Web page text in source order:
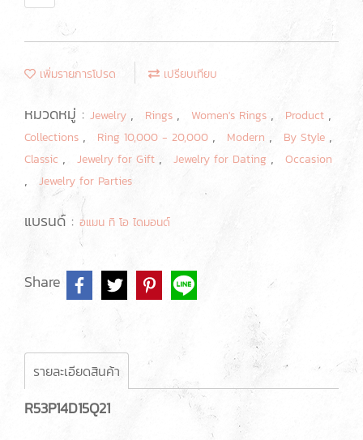
เพิ่มรายการโปรด เปรียบเทียบ
หมวดหมู่ : Jewelry , Rings , Women's Rings , Product ,
Collections , Ring 10,000 - 20,000 , Modern , By Style ,
Classic , Jewelry for Gift , Jewelry for Dating , Occasion
, Jewelry for Parties
แบรนด์ : อแมน ทิ โอ ไดมอนด์
Share
รายละเอียดสินค้า
R53P14D15Q21